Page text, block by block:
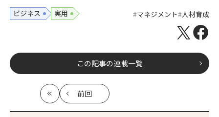
ビジネス 実用 マネジメント 人材育成
この記事の連載一覧
最
初
前回
記